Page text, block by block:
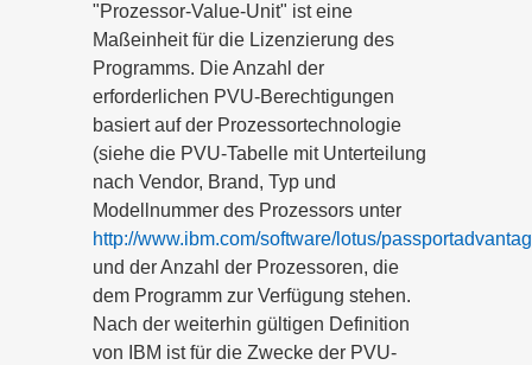
"Prozessor-Value-Unit" ist eine
Maßeinheit für die Lizenzierung des
Programms. Die Anzahl der
erforderlichen PVU-Berechtigungen
basiert auf der Prozessortechnologie
(siehe die PVU-Tabelle mit Unterteilung
nach Vendor, Brand, Typ und
Modellnummer des Prozessors unter
http://www.ibm.com/software/lotus/
und der Anzahl der Prozessoren, die
dem Programm zur Verfügung stehen.
Nach der weiterhin gültigen Definition
von IBM ist für die Zwecke der PVU-